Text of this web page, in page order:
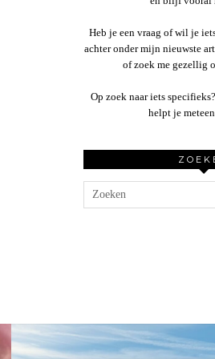
Heb je een vraag of wil je
achter onder mijn nieuwste
of zoek me gezellig
Op zoek naar iets
helpt je